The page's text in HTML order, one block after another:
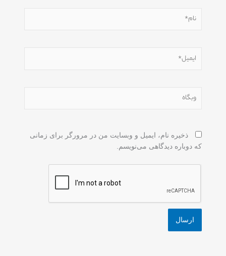
ذخیره نام، ایمیل و وبسایت من در مرورگر برای زمانی
که دوباره دیدگاهی می‌نویسم.